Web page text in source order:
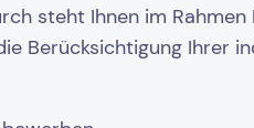
steht Ihnen im Rahmen
Berücksichtigung Ihrer